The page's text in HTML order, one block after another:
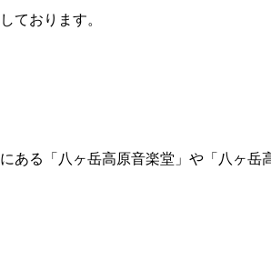
ております。
ある「八ヶ岳高原音楽堂」や「八ヶ岳